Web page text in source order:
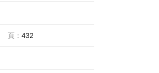
頁： 432